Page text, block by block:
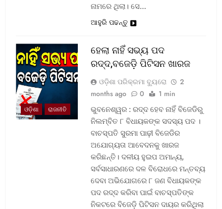
ନାମରେ ଥିଲା। ସେ…
ଆହୁରି ପଢନ୍ତୁ
ଓଡ଼ିଶା ରାଜନୀତି
ହେଲା ନାହିଁ ସଭ୍ୟ ପଦ
ରଦ୍ଦ,ବଜେଡ଼ି ପିଟିସନ ଖାରଜ
ଓଡ଼ିଶା ପରିକ୍ରମା ବ୍ୟୁରୋ
2
months ago
0 1 min
ଭୁବନେଶ୍ୱର : ରଦ୍ଦ ହେବ ନାହିଁ ବିଜେଡିରୁ
ନିଲମ୍ବିତ ୮ ବିଧାୟକଙ୍କ ସଦସ୍ୟ ପଦ ।
ବାଚସ୍ପତି ସୁରମା ପାଢ଼ୀ ବିଜେଡିର
ଅଯୋଗ୍ୟତା ଆବେଦନକୁ ଖାରଜ
କରିଛନ୍ତି। ଦଳୀୟ ହୁଇପ ଅମାନ୍ୟ,
ସର୍ବସାଧାରଣରେ ଦଳ ବିରୋଧରେ ମନ୍ତବ୍ୟ
ଦେବା ଅଭିଯୋଗରେ ୮ ଜଣ ବିଧାୟକଙ୍କ
ପଦ ରଦ୍ଦ କରିବା ପାଇଁ ବାଚସ୍ପତିଙ୍କ
ନିକଟରେ ବିଜେଡ଼ି ପିଟିସନ ଦାୟର କରିଥିଲା